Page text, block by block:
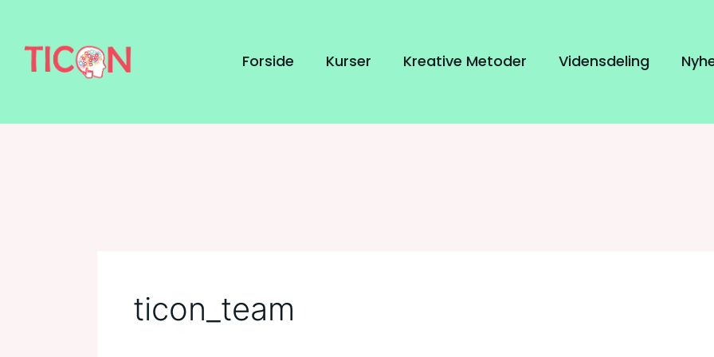
indholdet
Forside Kurser Kreative Metoder Vidensdeling
ticon_team